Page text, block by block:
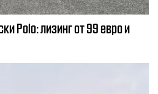
Polo: лизинг от 99 евро и